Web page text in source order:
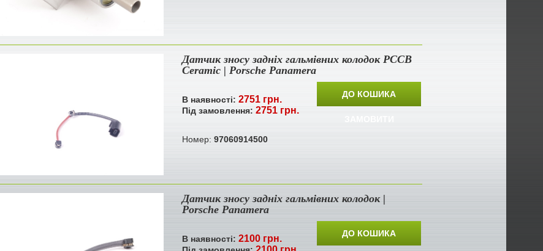
Датчик зносу задніх гальмівних колодок PCCB
Ceramic | Porsche Panamera
В наявності: 2751 грн.
Під замовлення: 2751 грн.
ДО КОШИКА
Номер: 97060914500
Датчик зносу задніх гальмівних колодок |
Porsche Panamera
В наявності: 2100 грн. ДО КОШИКА